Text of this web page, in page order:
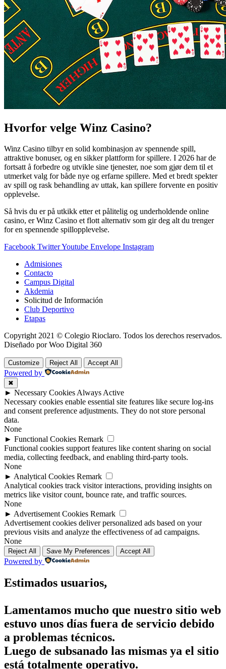
Hvorfor velge Winz Casino?
Winz Casino tilbyr en solid kombinasjon av spennende spill,
attraktive bonuser, og en sikker plattform for spillere. I 2026 har de
fortsatt å forbedre og utvikle sine tjenester, noe som gjør dem til et
utmerket valg for både nye og erfarne spillere. Med et bredt spekter
av spill og rask behandling av uttak, kan spillere forvente en positiv
opplevelse.
Så hvis du er på utkikk etter et pålitelig og underholdende online
casino, er Winz Casino et flott alternativ som gir deg alt du trenger
for en spennende spillopplevelse.
Facebook TwitterYoutube Envelope Instagram
Admisiones
Contacto
Campus Digital
Akdemia
Solicitud de Información
Club Deportivo
Etapas
Copyright 2021 © Colegio Rioclaro. Todos los derechos reservados.
Diseñado por Woo Digital 360
Customize Reject All Accept All
Powered by
✖
► Necessary CookiesAlways Active
Necessary cookies enable essential site features like secure log-ins
and consent preference adjustments. They do not store personal
data.
None
► Functional Cookies Remark
Functional cookies support features like content sharing on social
media, collecting feedback, and enabling third-party tools.
None
► Analytical Cookies Remark
Analytical cookies track visitor interactions, providing insights on
metrics like visitor count, bounce rate, and traffic sources.
None
► Advertisement Cookies Remark
Advertisement cookies deliver personalized ads based on your
previous visits and analyze the effectiveness of ad campaigns.
None
Reject All Save My Preferences Accept All
Powered by
Estimados usuarios,
Lamentamos mucho que nuestro sitio web
estuvo unos días fuera de servicio debido
a problemas técnicos.
Luego de subsanado las mismas ya el sitio
está totalmente operativo.